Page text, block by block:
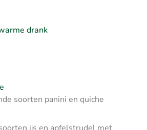
drank
soorten panini en quiche